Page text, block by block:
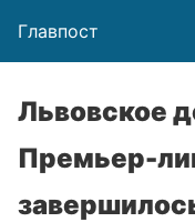
Главпост
Львовское
Премьер-